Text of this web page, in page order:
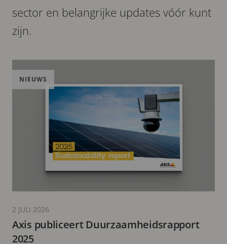
sector en belangrijke updates vóór kunt
zijn.
Axis publiceert Duurzaamheidsrapport
2025
NIEUWS
2 JULI 2026